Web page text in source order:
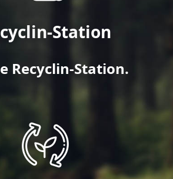
Station
Recyclin-Station.